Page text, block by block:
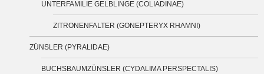
UNTERFAMILIE GELBLINGE (COLIADINAE)
ZITRONENFALTER (GONEPTERYX RHAMNI)
ZÜNSLER (PYRALIDAE)
BUCHSBAUMZÜNSLER (CYDALIMA PERSPECTALIS)